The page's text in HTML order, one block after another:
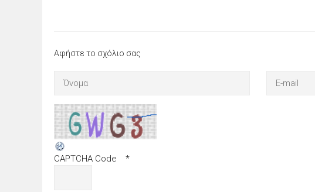
Αφήστε το σχόλιο σας
CAPTCHA Code *